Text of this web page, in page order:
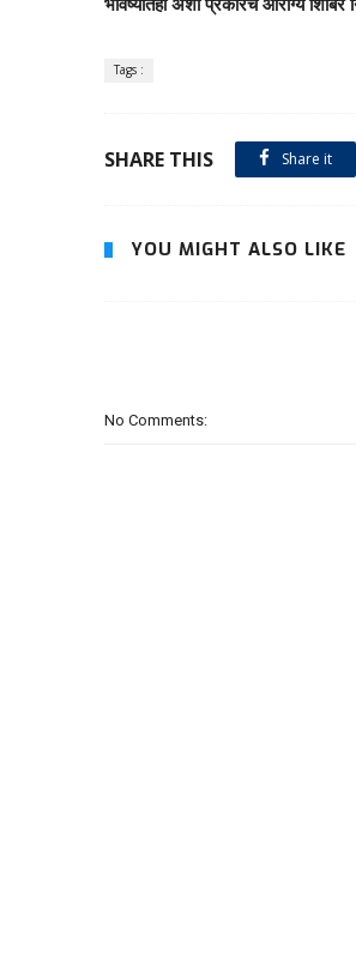
Tags :
SHARE THIS Share it
YOU MIGHT ALSO LIKE
No Comments: